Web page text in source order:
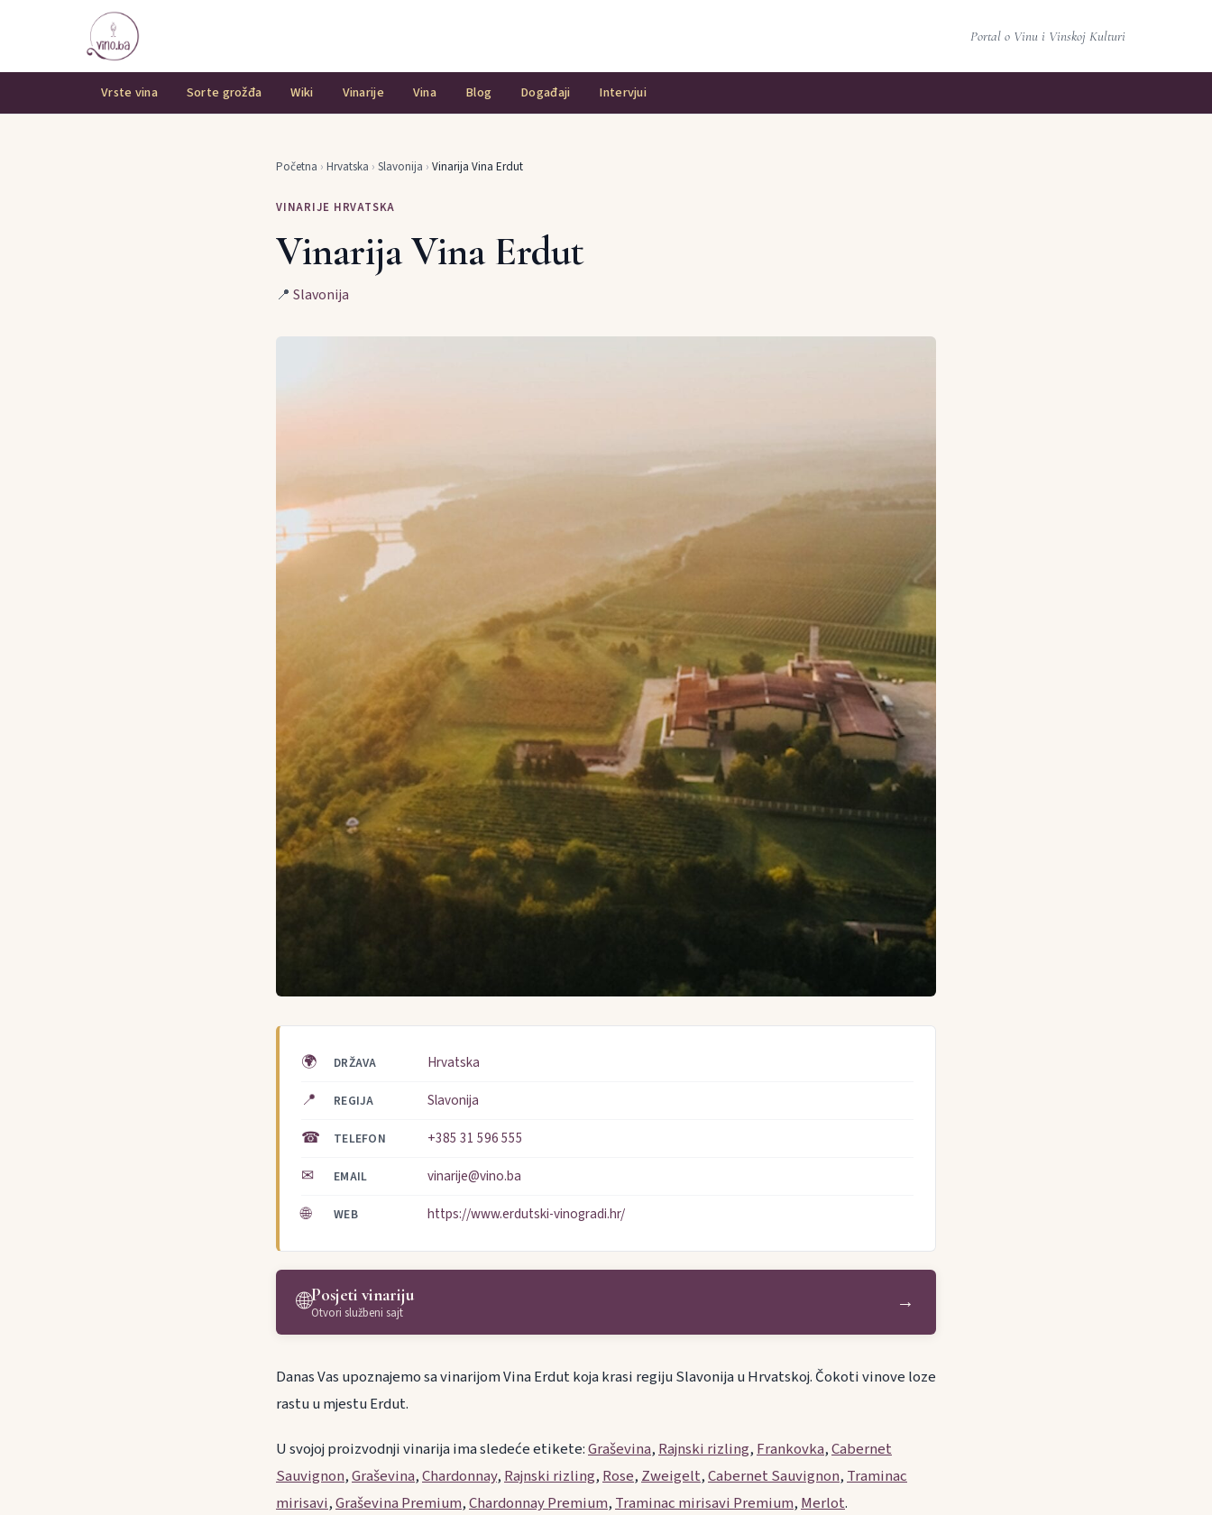
Portal o Vinu i Vinskoj Kulturi
Vrste vina Sorte grožđa Wiki Vinarije Vina Blog Događaji Intervjui
Početna › Hrvatska › Slavonija › Vinarija Vina Erdut
VINARIJE HRVATSKA
Vinarija Vina Erdut
📍 Slavonija
🌍 DRŽAVA Hrvatska
📍 REGIJA Slavonija
☎ TELEFON +385 31 596 555
✉ EMAIL vinarije@vino.ba
🌐 WEB https://www.erdutski-vinogradi.hr/
🌐Posjeti vinariju
Otvori službeni sajt →
Danas Vas upoznajemo sa vinarijom Vina Erdut koja krasi regiju Slavonija u Hrvatskoj. Čokoti vinove loze
rastu u mjestu Erdut.
U svojoj proizvodnji vinarija ima sledeće etikete:Graševina, Rajnski rizling, Frankovka,Cabernet
Sauvignon,Graševina,Chardonnay, Rajnski rizling, Rose, Zweigelt,Cabernet Sauvignon, Traminac
mirisavi,Graševina Premium,Chardonnay Premium, Traminac mirisavi Premium, Merlot.